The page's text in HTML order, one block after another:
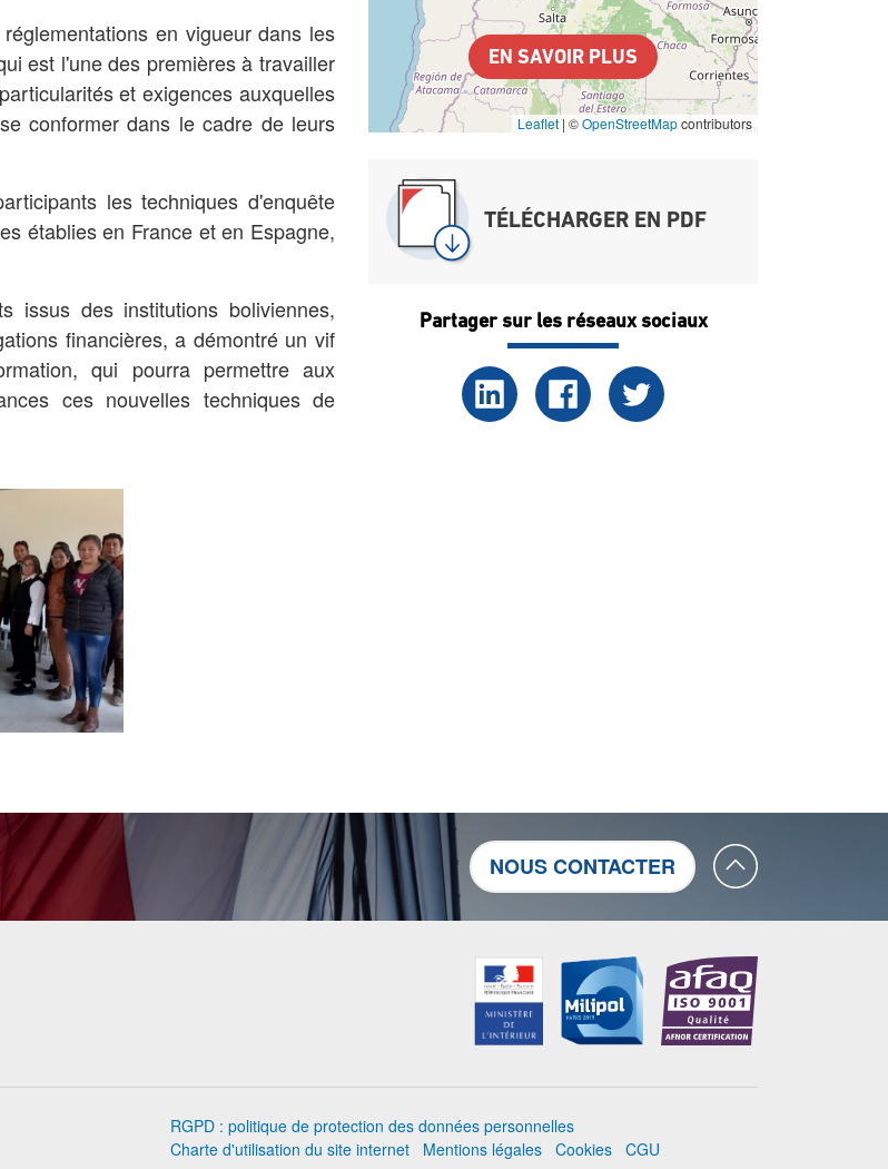
en vigueur dans les
est l'une des premières à travailler
et exigences auxquelles
conformer dans le cadre de leurs
les techniques d'enquête
établies en France et en Espagne,
issus des institutions boliviennes,
financières, a démontré un vif
qui pourra permettre aux
ces nouvelles techniques de
Leaflet | ©OpenStreetMapcontributors
EN SAVOIR PLUS
TÉLÉCHARGER EN PDF
Partager sur les réseaux sociaux
NOUS CONTACTER
RGPD : politique de protection des données personnelles
Charte d'utilisation du site internet
Mentions légales Cookies CGU